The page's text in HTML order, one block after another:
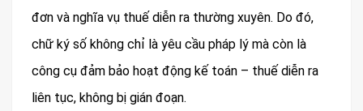
đơn và nghĩa vụ thuế diễn ra thường xuyên. Do đó,
chữ ký số không chỉ là yêu cầu pháp lý mà còn là
công cụ đảm bảo hoạt động kế toán – thuế diễn ra
liên tục, không bị gián đoạn.